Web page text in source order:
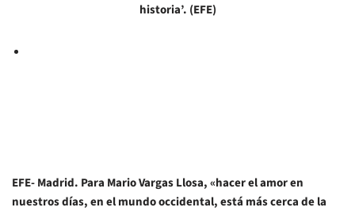
historia’. (EFE)
EFE- Madrid. Para Mario Vargas Llosa, «hacer el amor en
nuestros días, en el mundo occidental, está más cerca de la